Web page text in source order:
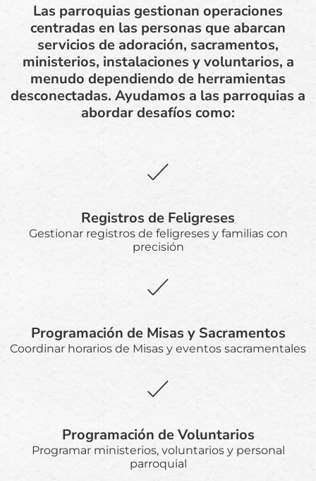
Las parroquias gestionan operaciones
centradas en las personas que abarcan
servicios de adoración, sacramentos,
ministerios, instalaciones y voluntarios, a
menudo dependiendo de herramientas
desconectadas. Ayudamos a las parroquias a
abordar desafíos como:
Registros de Feligreses
Gestionar registros de feligreses y familias con
precisión
Programación de Misas y Sacramentos
Coordinar horarios de Misas y eventos sacramentales
Programación de Voluntarios
Programar ministerios, voluntarios y personal
parroquial